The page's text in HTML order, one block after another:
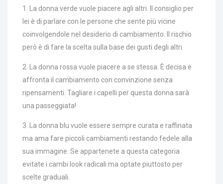
1. La donna verde vuole piacere agli altri. Il consiglio per
lei è di parlare con le persone che sente più vicine
coinvolgendole nel desiderio di cambiamento. Il rischio
però è di fare la scelta sulla base dei gusti degli altri.
2. La donna rossa vuole piacere a se stessa. È decisa e
affronta il cambiamento con convinzione senza
ripensamenti. Tagliare i capelli per questa donna sarà
una passeggiata!
3. La donna blu vuole essere sempre curata e raffinata
ma ama fare piccoli cambiamenti restando fedele alla
sua immagine. Se appartenete a questa categoria
evitate i cambi look radicali ma optate piuttosto per
scelte graduali.